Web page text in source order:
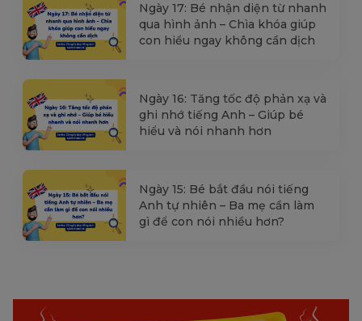
Ngày 17: Bé nhận diện từ nhanh
qua hình ảnh – Chìa khóa giúp
con hiểu ngay không cần dịch
Ngày 16: Tăng tốc độ phản xạ và
ghi nhớ tiếng Anh – Giúp bé
hiểu và nói nhanh hơn
Ngày 15: Bé bắt đầu nói tiếng
Anh tự nhiên – Ba mẹ cần làm
gì để con nói nhiều hơn?